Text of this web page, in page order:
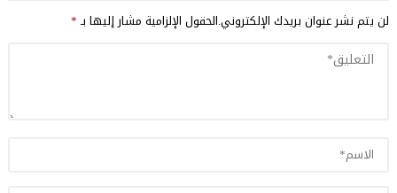
لن يتم نشر عنوان بريدك الإلكتروني.الحقول الإلزامية مشار إليها بـ*